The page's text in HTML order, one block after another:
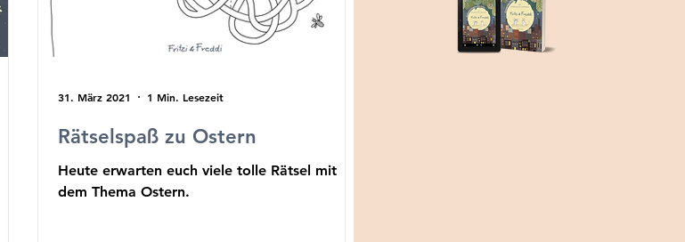
Rätselspaß zu Ostern
Heute erwarten euch viele tolle Rätsel mit
dem Thema Ostern.
31. März 2021 1 Min. Lesezeit